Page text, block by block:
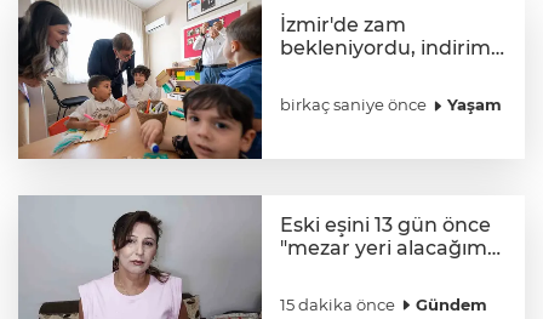
İzmir'de zam
bekleniyordu, indirim
birkaç saniye önce Yaşam
Eski eşini 13 gün önce
"mezar yeri alacağım"
8 yerinden bıçakladı
15 dakika önce Gündem